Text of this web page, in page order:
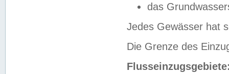
das
Jedes Gewässer hat
Die Grenze des